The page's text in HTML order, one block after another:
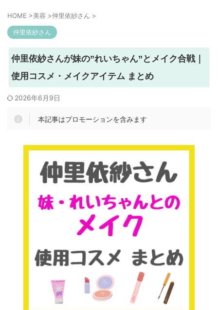
HOME >美容 >仲里依紗さん >
仲里依紗さん
仲里依紗さんが妹の”れいちゃん”とメイク合戦｜
使用コスメ・メイクアイテム まとめ
2026年6月9日
本記事はプロモーションを含みます